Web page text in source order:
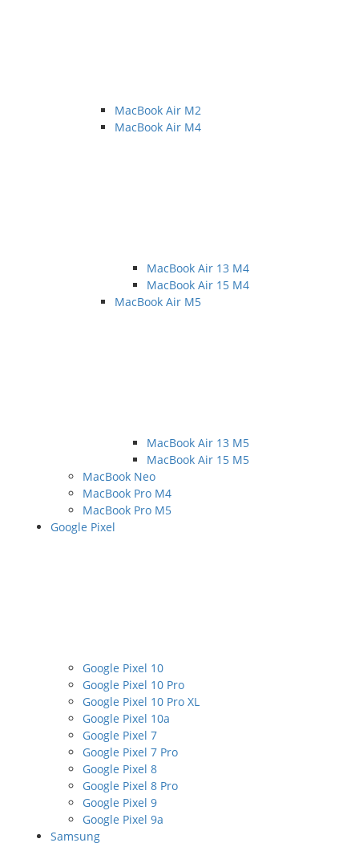
MacBook Air M2
MacBook Air M4
MacBook Air 13 M4
MacBook Air 15 M4
MacBook Air M5
MacBook Air 13 M5
MacBook Air 15 M5
MacBook Neo
MacBook Pro M4
MacBook Pro M5
Google Pixel
Google Pixel 10
Google Pixel 10 Pro
Google Pixel 10 Pro XL
Google Pixel 10a
Google Pixel 7
Google Pixel 7 Pro
Google Pixel 8
Google Pixel 8 Pro
Google Pixel 9
Google Pixel 9a
Samsung